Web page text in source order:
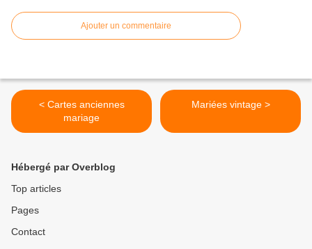
Ajouter un commentaire
< Cartes anciennes
mariage
Mariées vintage >
Hébergé par Overblog
Top articles
Pages
Contact